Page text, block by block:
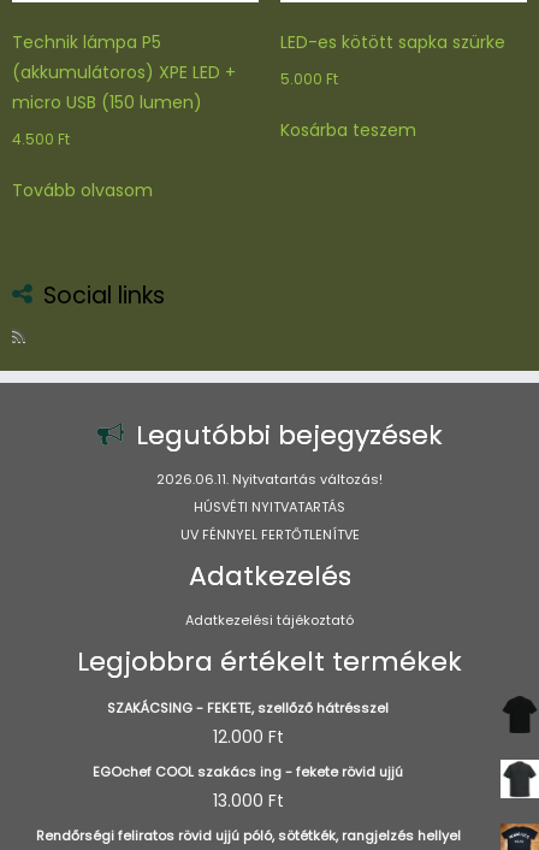
Technik lámpa P5
(akkumulátoros) XPE LED +
micro USB (150 lumen)
4.500 Ft
Tovább olvasom
LED-es kötött sapka szürke
5.000 Ft
Kosárba teszem
Social links
Legutóbbi bejegyzések
2026.06.11. Nyitvatartás változás!
HÚSVÉTI NYITVATARTÁS
UV FÉNNYEL FERTŐTLENÍTVE
Adatkezelés
Adatkezelési tájékoztató
Legjobbra értékelt termékek
SZAKÁCSING - FEKETE, szellőző hátrésszel
12.000 Ft
EGOchef COOL szakács ing - fekete rövid ujjú
13.000 Ft
Rendőrségi feliratos rövid ujjú póló, sötétkék, rangjelzés hellyel